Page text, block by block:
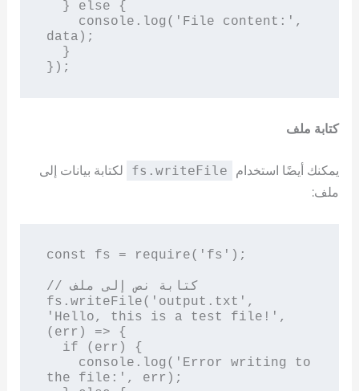
data);
كتابة ملف
يمكنك أيضًا استخدام fs.writeFile
لكتابة بيانات إلى
ملف:
const fs = require('fs');
// كتابة نص إلى ملف
fs.writeFile('output.txt',
'Hello, this is a test file!',
(err) => {
the file:', err);